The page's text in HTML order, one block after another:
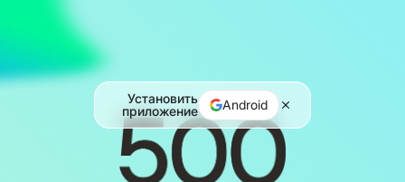
Установить
приложение
Android